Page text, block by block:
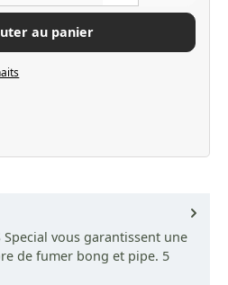
au panier
Special vous garantissent une
de fumer bong et pipe. 5